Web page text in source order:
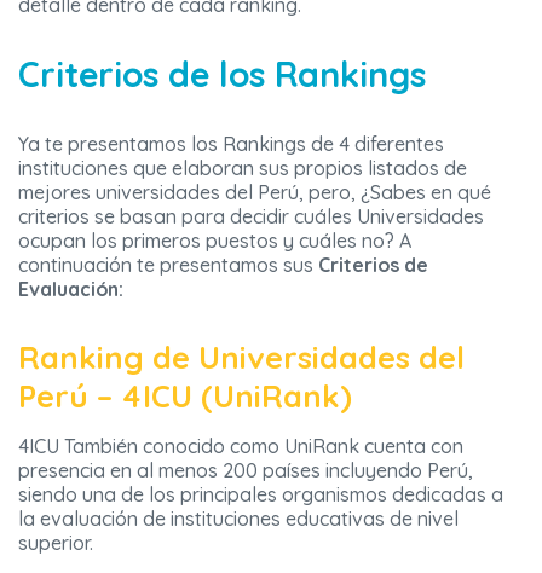
detalle dentro de cada ranking.
Criterios de los Rankings
Ya te presentamos los Rankings de 4 diferentes
instituciones que elaboran sus propios listados de
mejores universidades del Perú, pero, ¿Sabes en qué
criterios se basan para decidir cuáles Universidades
ocupan los primeros puestos y cuáles no? A
continuación te presentamos sus Criterios de
Evaluación:
Ranking de Universidades del
Perú – 4ICU (UniRank)
4ICU También conocido como UniRank cuenta con
presencia en al menos 200 países incluyendo Perú,
siendo una de los principales organismos dedicadas a
la evaluación de instituciones educativas de nivel
superior.